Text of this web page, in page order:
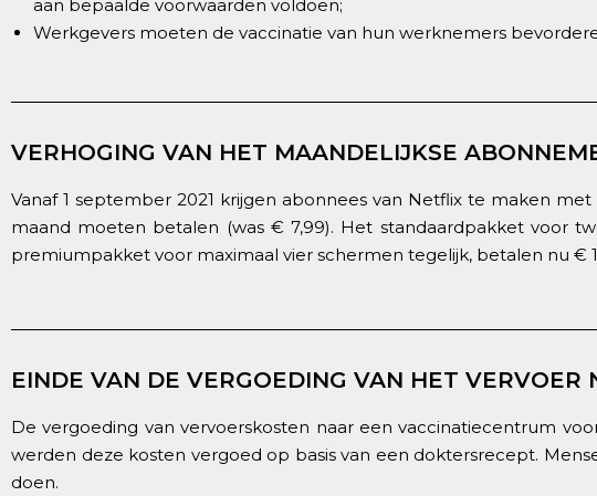
aan bepaalde voorwaarden voldoen;
Werkgevers moeten de vaccinatie van hun werknemers
VERHOGING VAN HET MAANDELIJKSE
Vanaf 1 september 2021 krijgen abonnees van Netflix te maken
maand moeten betalen (was € 7,99). Het standaardpakket voor
premiumpakket voor maximaal vier schermen tegelijk, betalen nu €
EINDE VAN DE VERGOEDING VAN HET VERVOER
De vergoeding van vervoerskosten naar een vaccinatiecentrum
werden deze kosten vergoed op basis van een doktersrecept.
doen.